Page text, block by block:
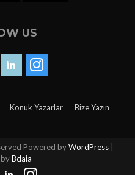
US
Konuk Yazarlar Bize Yazın
Powered byWordPress
Bdaia